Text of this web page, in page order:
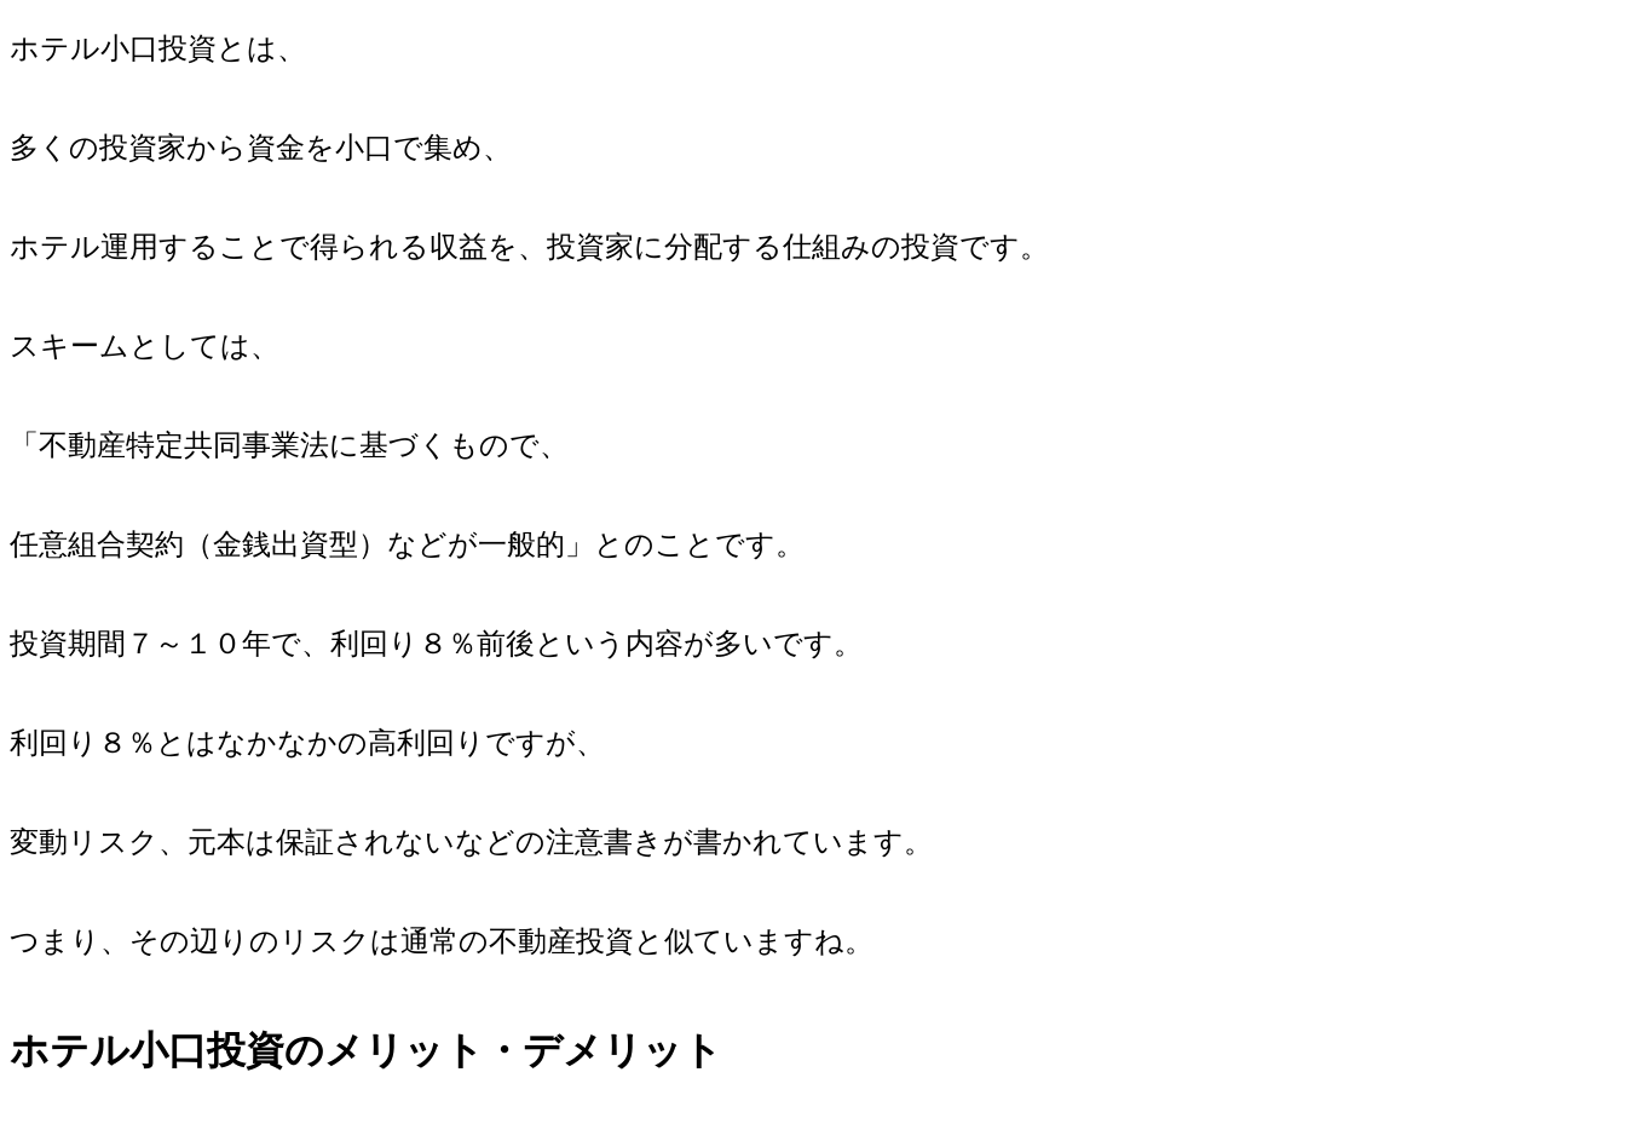
ホテル小口投資とは、
多くの投資家から資金を小口で集め、
ホテル運用することで得られる収益を、投資家に分配する仕組みの投資です。
スキームとしては、
「不動産特定共同事業法に基づくもので、
任意組合契約（金銭出資型）などが一般的」とのことです。
投資期間７～１０年で、利回り８％前後という内容が多いです。
利回り８％とはなかなかの高利回りですが、
変動リスク、元本は保証されないなどの注意書きが書かれています。
つまり、その辺りのリスクは通常の不動産投資と似ていますね。
ホテル小口投資のメリット・デメリット